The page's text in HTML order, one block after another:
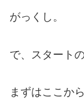
がっくし。
で、スタート
まずはここから